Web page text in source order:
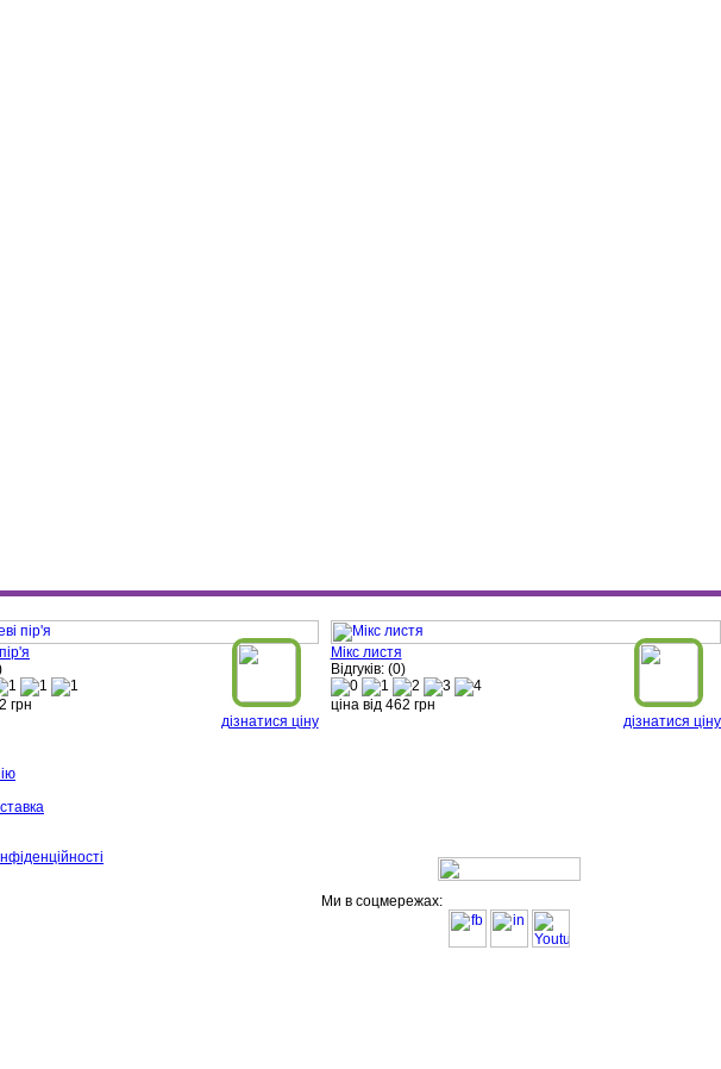
грн
дізнатися ціну
Мікс листя
Відгуків: (0)
ціна від 462 грн
дізнатися ціну
Ми в соцмережах: